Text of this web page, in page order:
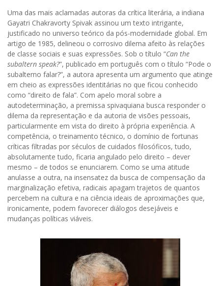
Uma das mais aclamadas autoras da crítica literária, a indiana
Gayatri Chakravorty Spivak assinou um texto intrigante,
justificado no universo teórico da pós-modernidade global. Em
artigo de 1985, delineou o corrosivo dilema afeito às relações
de classe sociais e suas expressões. Sob o título “Can the
subaltern speak?”, publicado em português com o título “Pode o
subalterno falar?”, a autora apresenta um argumento que atinge
em cheio as expressões identitárias no que ficou conhecido
como “direito de fala”. Com apelo moral sobre a
autodeterminação, a premissa spivaquiana busca responder o
dilema da representação e da autoria de visões pessoais,
particularmente em vista do direito à própria experiência. A
competência, o treinamento técnico, o domínio de fortunas
críticas filtradas por séculos de cuidados filosóficos, tudo,
absolutamente tudo, ficaria angulado pelo direito – dever
mesmo – de todos se enunciarem. Como se uma atitude
anulasse a outra, na insensatez da busca de compensação da
marginalização efetiva, radicais apagam trajetos de quantos
percebem na cultura e na ciência ideais de aproximações que,
ironicamente, podem favorecer diálogos desejáveis e
mudanças políticas viáveis.